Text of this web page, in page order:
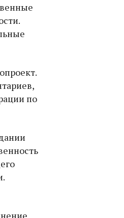
по
дроны и технику связи
Якушев сопровождает грузы